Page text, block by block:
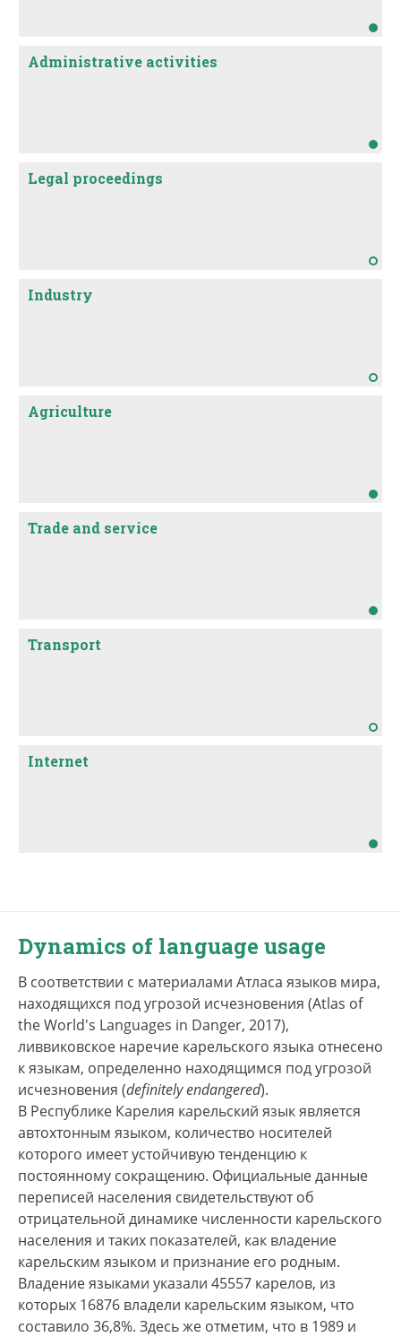
Administrative activities
Legal proceedings
Industry
Agriculture
Trade and service
Transport
Internet
Dynamics of language usage
В соответствии с материалами Атласа языков мира,
находящихся под угрозой исчезновения (Atlas of
the World's Languages in Danger, 2017),
ливвиковское наречие карельского языка отнесено
к языкам, определенно находящимся под угрозой
исчезновения (definitely endangered).
В Республике Карелия карельский язык является
автохтонным языком, количество носителей
которого имеет устойчивую тенденцию к
постоянному сокращению. Официальные данные
переписей населения свидетельствуют об
отрицательной динамике численности карельского
населения и таких показателей, как владение
карельским языком и признание его родным.
Владение языками указали 45557 карелов, из
которых 16876 владели карельским языком, что
составило 36,8%. Здесь же отметим, что в 1989 и